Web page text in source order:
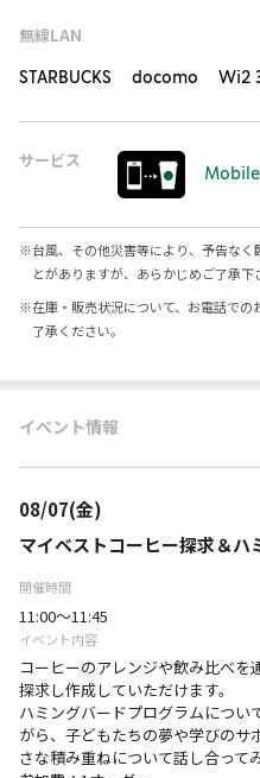
無線LAN
STARBUCKS docomo Wi2
サービス
※台風、その他災害等により、予告な
とがありますが、あらかじめご了承下
※在庫・販売状況について、お電話で
了承ください。
イベント情報
08/07(金)
マイベストコーヒー探求＆ハ
開催時間
11:00～11:45
イベント内容
コーヒーのアレンジや飲み比べ
探求し作成していただけます。
ハミングバードプログラムについ
がら、子どもたちの夢や学びの
さな積み重ねについて話し合って